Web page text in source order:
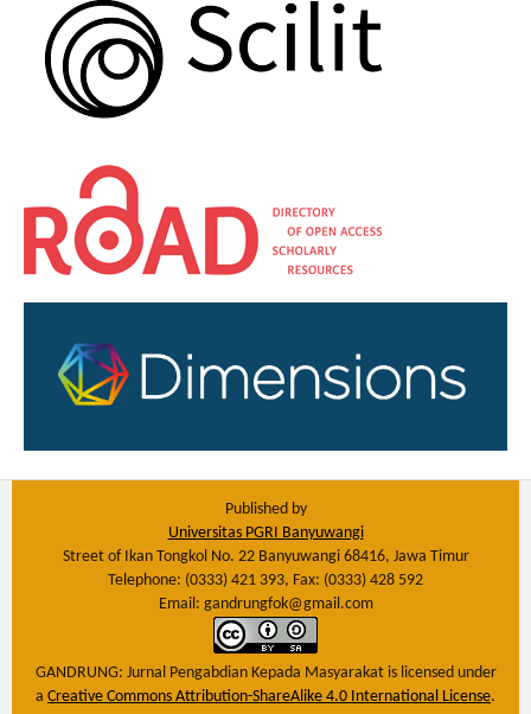
Published by
Universitas PGRI Banyuwangi
Street of Ikan Tongkol No. 22 Banyuwangi 68416, Jawa Timur
Telephone: (0333) 421 393, Fax: (0333) 428 592
Email: gandrungfok@gmail.com
GANDRUNG: Jurnal Pengabdian Kepada Masyarakatis licensed under
a Creative Commons Attribution-ShareAlike 4.0 International License.